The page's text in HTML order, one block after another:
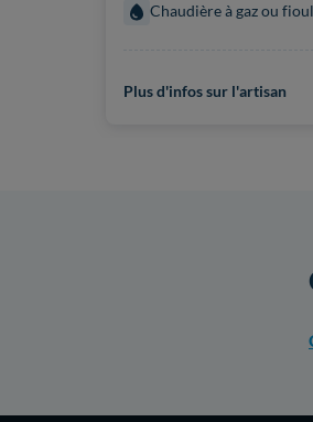
Chaudière à gaz ou fioul
Plus d'infos sur l'artisan